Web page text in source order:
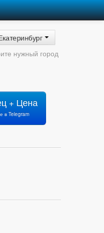
нужный город
+ Цена
в Telegram